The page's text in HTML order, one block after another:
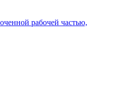
рабочей частью,